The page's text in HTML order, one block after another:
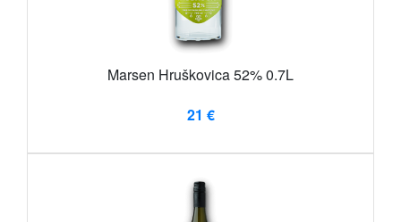
Marsen Hruškovica 52% 0.7L
21 €